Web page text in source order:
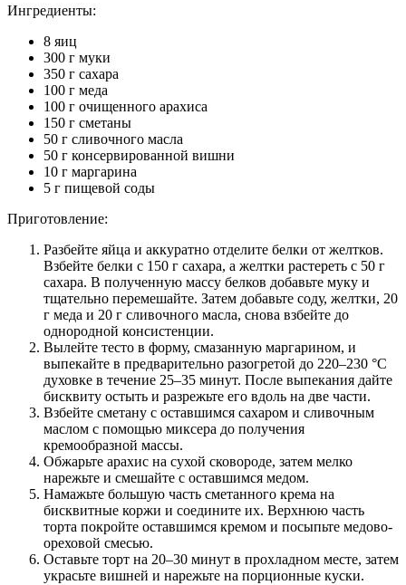
Ингредиенты:
8 яиц
300 г муки
350 г сахара
100 г меда
100 г очищенного арахиса
150 г сметаны
50 г сливочного масла
50 г консервированной вишни
10 г маргарина
5 г пищевой соды
Приготовление:
Разбейте яйца и аккуратно отделите белки от желтков.
Взбейте белки с 150 г сахара, а желтки растереть с 50 г
сахара. В полученную массу белков добавьте муку и
тщательно перемешайте. Затем добавьте соду, желтки, 20
г меда и 20 г сливочного масла, снова взбейте до
однородной консистенции.
Вылейте тесто в форму, смазанную маргарином, и
выпекайте в предварительно разогретой до 220–230 °C
духовке в течение 25–35 минут. После выпекания дайте
бисквиту остыть и разрежьте его вдоль на две части.
Взбейте сметану с оставшимся сахаром и сливочным
маслом с помощью миксера до получения
кремообразной массы.
Обжарьте арахис на сухой сковороде, затем мелко
нарежьте и смешайте с оставшимся медом.
Намажьте большую часть сметанного крема на
бисквитные коржи и соедините их. Верхнюю часть
торта покройте оставшимся кремом и посыпьте медово-
ореховой смесью.
Оставьте торт на 20–30 минут в прохладном месте, затем
украсьте вишней и нарежьте на порционные куски.